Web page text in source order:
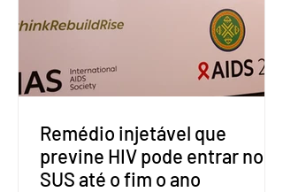
divulgada pelo Ministério das Relações
Exteriores, o Brasil considera que as
incompatíveis com as obrigações
assumidas pelos Estados Unid
Remédio injetável que
previne HIV pode entrar no
SUS até o fim o ano